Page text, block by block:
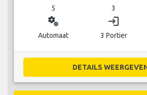
5 3
miscellaneous_services
Automaat
login
3 Portier
DETAILS